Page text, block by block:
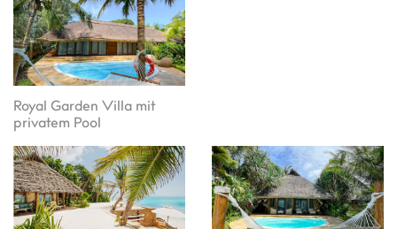
Royal Garden Villa mit
privatem Pool